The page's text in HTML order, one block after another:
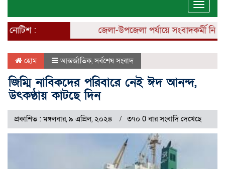
Toggle
নোটিশ :
জেলা-উপজেলা পর্যায়ে সংবাদকর্মী নিয়োগ
হোম আন্তর্জাতিক,সর্বশেষ সংবাদ
জিম্মি নাবিকদের পরিবারে নেই ঈদ আনন্দ,
উৎকণ্ঠায় কাটছে দিন
প্রকাশিত : মঙ্গলবার, ৯ এপ্রিল, ২০২৪ ৩৭০ 0 বার সংবাদি দেখেছে